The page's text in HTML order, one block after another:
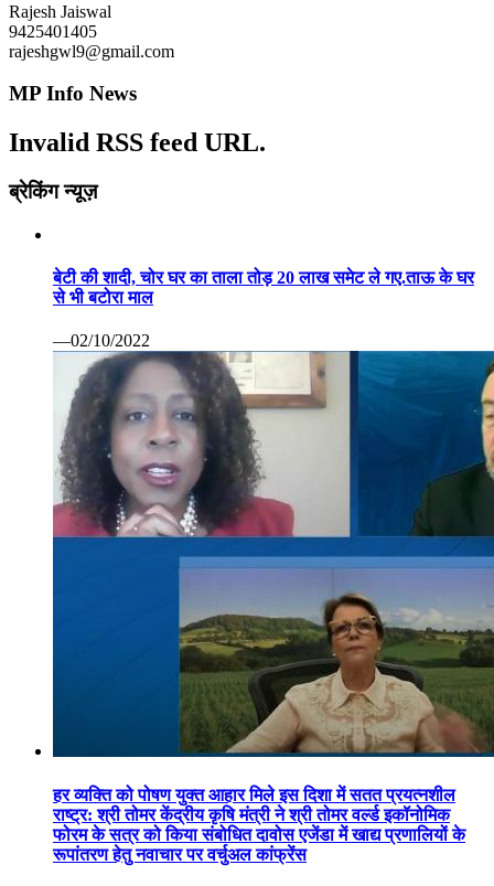
Rajesh Jaiswal
9425401405
rajeshgwl9@gmail.com
MP Info News
Invalid RSS feed URL.
ब्रेकिंग न्यूज़
बेटी की शादी, चोर घर का ताला तोड़ 20 लाख समेट ले गए.ताऊ के घर
से भी बटोरा माल
—02/10/2022
हर व्यक्ति को पोषण युक्त आहार मिले इस दिशा में सतत प्रयत्नशील
राष्ट्र: श्री तोमर केंद्रीय कृषि मंत्री ने श्री तोमर वर्ल्ड इकॉनोमिक
फोरम के सत्र को किया संबोधित दावोस एजेंडा में खाद्य प्रणालियों के
रूपांतरण हेतु नवाचार पर वर्चुअल कांफ्रेंस